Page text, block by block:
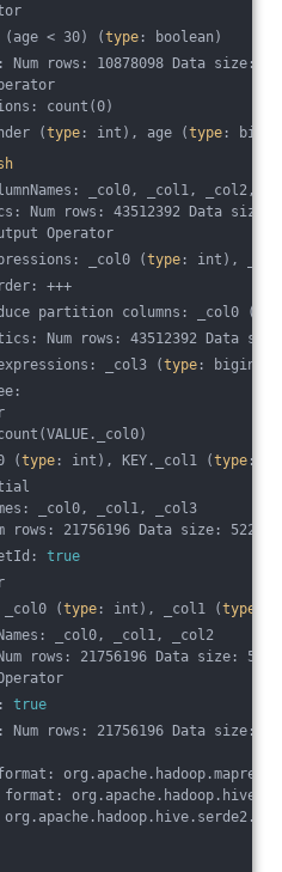
< 30) (type : boolean)
Data size:
(type : int), age (type :
_col0, _col1, _col2,
Data size:
Operator
_col0 (type : int),
+++
columns: _col0 (
Data size:
_col3 (type : bigint)
(type : int), KEY._col1 (type :
_col0, _col1, _col3
Data size: 522148704
true
(type : int), _col1 (type
_col0, _col1, _col2
Data size: 522148704
true
Data size: